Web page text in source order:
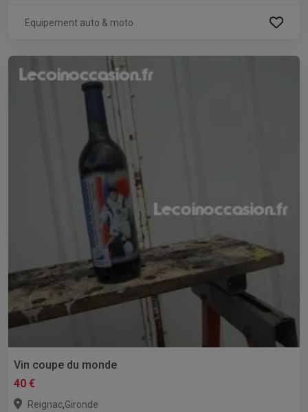
Equipement auto & moto
Vin coupe du monde
40 €
Reignac,Gironde